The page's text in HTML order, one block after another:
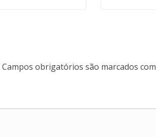
Campos obrigatórios são marcados com